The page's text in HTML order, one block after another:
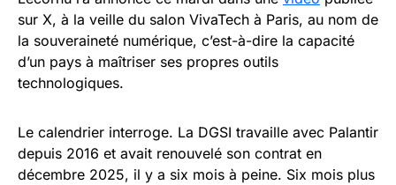
sur X, à la veille du salon VivaTech à Paris, au nom de
la souveraineté numérique, c’est-à-dire la capacité
d’un pays à maîtriser ses propres outils
technologiques.
Le calendrier interroge. La DGSI travaille avec Palantir
depuis 2016 et avait renouvelé son contrat en
décembre 2025, il y a six mois à peine. Six mois plus